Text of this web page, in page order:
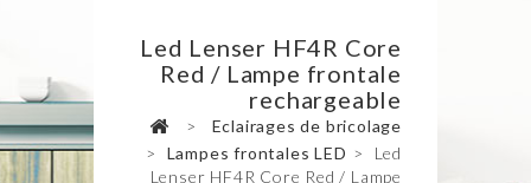
Led Lenser HF4R Core
Red / Lampe frontale
rechargeable
>
Eclairages de bricolage
>
Lampes frontales LED >
Led
Lenser HF4R Core Red / Lampe